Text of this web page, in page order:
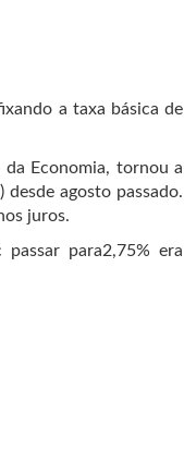
a taxa básica de
Economia, tornou a
agosto passado.
juros.
para2,75% era